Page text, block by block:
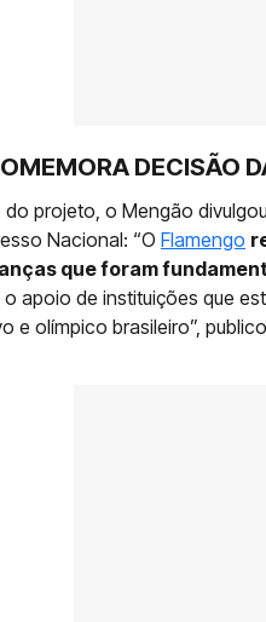
DECISÃO
projeto, o Mengão
Nacional: “O Flamengo
que foram
apoio de instituições que
e olímpico brasileiro”,